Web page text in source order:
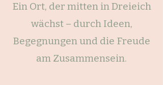
Ein Ort, der mitten in Dreieich
wächst – durch Ideen,
Begegnungen und die Freude
am Zusammensein.